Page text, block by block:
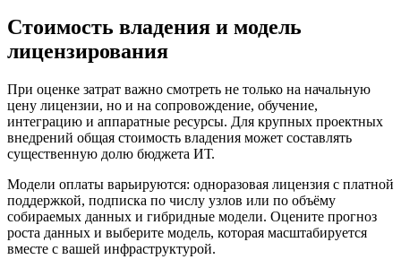
Стоимость владения и модель
лицензирования
При оценке затрат важно смотреть не только на начальную
цену лицензии, но и на сопровождение, обучение,
интеграцию и аппаратные ресурсы. Для крупных проектных
внедрений общая стоимость владения может составлять
существенную долю бюджета ИТ.
Модели оплаты варьируются: одноразовая лицензия с платной
поддержкой, подписка по числу узлов или по объёму
собираемых данных и гибридные модели. Оцените прогноз
роста данных и выберите модель, которая масштабируется
вместе с вашей инфраструктурой.